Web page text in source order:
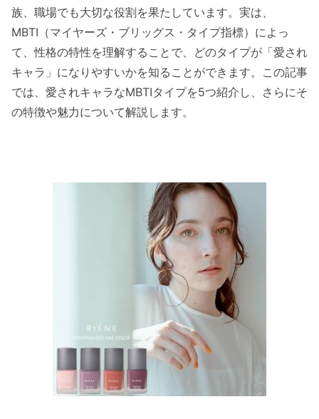
族、職場でも大切な役割を果たしています。実は、
MBTI（マイヤーズ・ブリッグス・タイプ指標）によっ
て、性格の特性を理解することで、どのタイプが「愛され
キャラ」になりやすいかを知ることができます。この記事
では、愛されキャラなMBTIタイプを5つ紹介し、さらにそ
の特徴や魅力について解説します。